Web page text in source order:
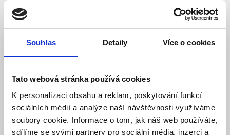
Souhlas Detaily Více o cookies
Tato webová stránka používá cookies
K personalizaci obsahu a reklam, poskytování funkcí
sociálních médií a analýze naší návštěvnosti využíváme
soubory cookie. Informace o tom, jak náš web používáte,
sdílíme se svými partnery pro sociální média, inzerci a
LED žárovka E40, 50W, studená bílá 5000K,
4050Lm